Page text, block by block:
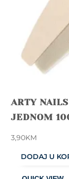
ARTY
JEDNOM
3,90KM
DODAJ U